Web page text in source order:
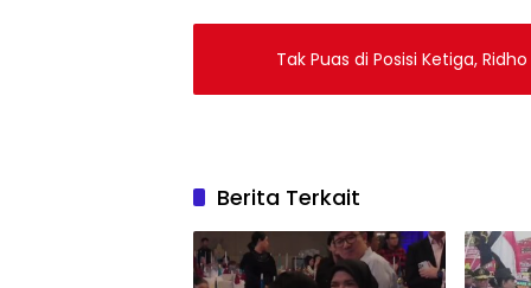
Tak Puas di Posisi Ketiga,
Berita Terkait